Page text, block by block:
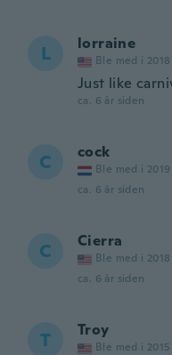
L lorraine
Ble med i 2018
Just like
ca. 6 år siden
C cock
Ble med i 2019
ca. 6 år siden
C Cierra
Ble med i 2018
ca. 6 år siden
T Troy
Ble med i 2015